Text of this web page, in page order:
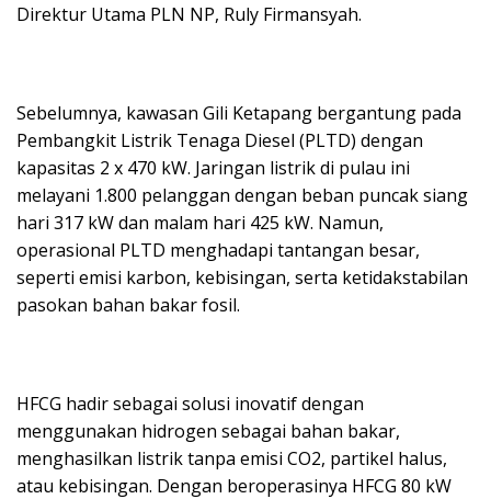
Direktur Utama PLN NP, Ruly Firmansyah.
Sebelumnya, kawasan Gili Ketapang bergantung pada
Pembangkit Listrik Tenaga Diesel (PLTD) dengan
kapasitas 2 x 470 kW. Jaringan listrik di pulau ini
melayani 1.800 pelanggan dengan beban puncak siang
hari 317 kW dan malam hari 425 kW. Namun,
operasional PLTD menghadapi tantangan besar,
seperti emisi karbon, kebisingan, serta ketidakstabilan
pasokan bahan bakar fosil.
HFCG hadir sebagai solusi inovatif dengan
menggunakan hidrogen sebagai bahan bakar,
menghasilkan listrik tanpa emisi CO2, partikel halus,
atau kebisingan. Dengan beroperasinya HFCG 80 kW